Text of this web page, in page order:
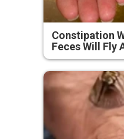
Constipation
Feces Will Fly